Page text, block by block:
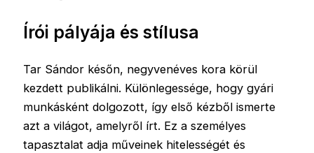
Írói pályája és stílusa
Tar Sándor későn, negyvenéves kora körül
kezdett publikálni. Különlegessége, hogy gyári
munkásként dolgozott, így első kézből ismerte
azt a világot, amelyről írt. Ez a személyes
tapasztalat adja műveinek hitelességét és